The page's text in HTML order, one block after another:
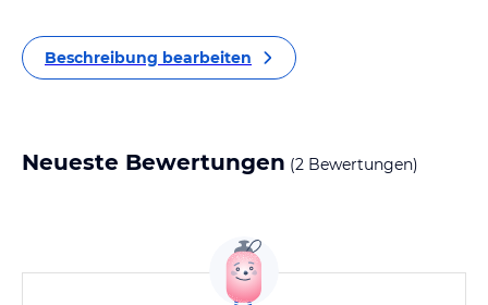
Beschreibung bearbeiten
Neueste Bewertungen (2 Bewertungen)